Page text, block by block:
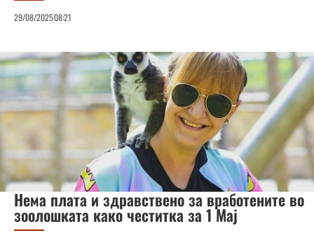
29/08/202508:21
Нема плата и здравствено за вработените во
зоолошката како честитка за 1 Мај